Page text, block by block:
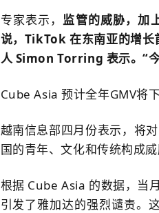
专家表示， 监管的威胁，加
说，TikTok 在东南亚的增长
人 Simon Torring 表示。“
Cube Asia 预计全年GMV将
越南信息部四月份表示，将
国的青年、文化和传统构成威
根据 Cube Asia 的数据，当
引发了雅加达的强烈谴责。